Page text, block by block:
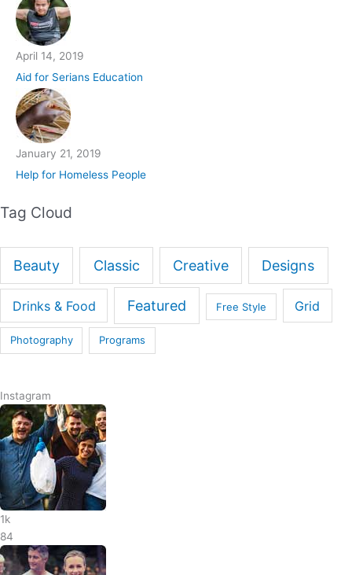
April 14, 2019
Aid for Serians Education
January 21, 2019
Help for Homeless People
Tag Cloud
Beauty Classic Creative Designs
Drinks & Food Featured Free Style Grid
Photography Programs
Instagram
1k
84